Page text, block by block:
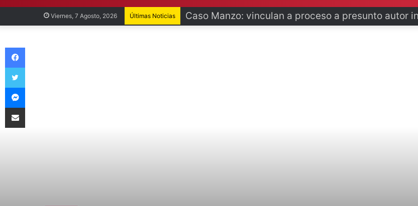
Viernes, 7 Agosto, 2026 Últimas Noticias Egresan primeros técnicos ferroviarios del Conalep